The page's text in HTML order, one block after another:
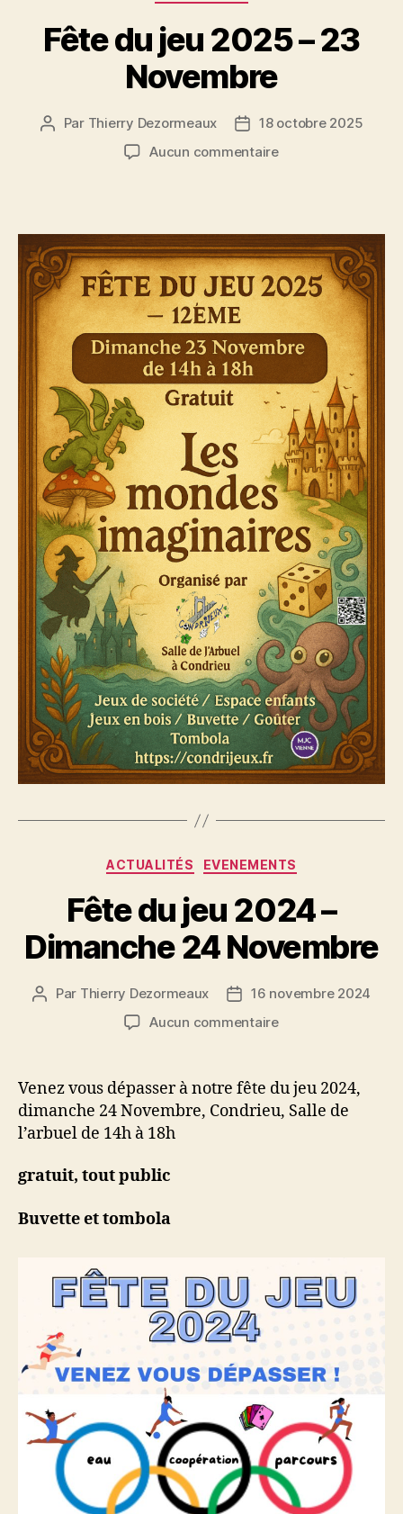
Fête du jeu 2025 – 23
Novembre
Auteur
Par Thierry Dezormeaux
Date18 octobre 2025
Aucun commentairesur
–
23
Novembre
Catégories
ACTUALITÉS EVENEMENTS
Fête du jeu 2024 –
Dimanche 24 Novembre
Auteur
Par Thierry Dezormeaux
Date16 novembre 2024
Aucun commentairesur
jeu
2024
–
Venez vous dépasser à notre fête du jeu 2024,
dimanche 24 Novembre, Condrieu, Salle de
l’arbuel de 14h à 18h
gratuit, tout public
Buvette et tombola